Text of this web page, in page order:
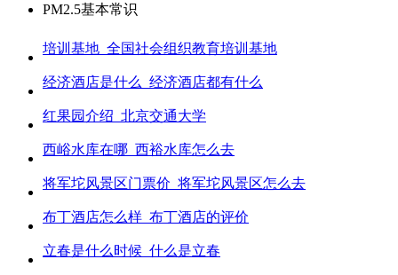
PM2.5基本常识
培训基地_全国社会组织教育培训基地
经济酒店是什么_经济酒店都有什么
红果园介绍_北京交通大学
西峪水库在哪_西裕水库怎么去
将军坨风景区门票价_将军坨风景区怎么去
布丁酒店怎么样_布丁酒店的评价
立春是什么时候_什么是立春